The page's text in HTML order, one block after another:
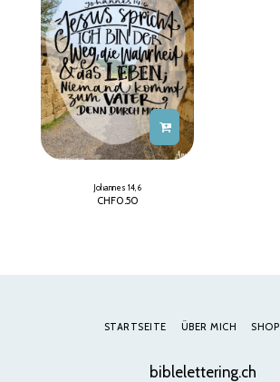
Johannes 14, 6
CHF0.50
biblelettering.ch
STARTSEITE ÜBER MICH SHOP